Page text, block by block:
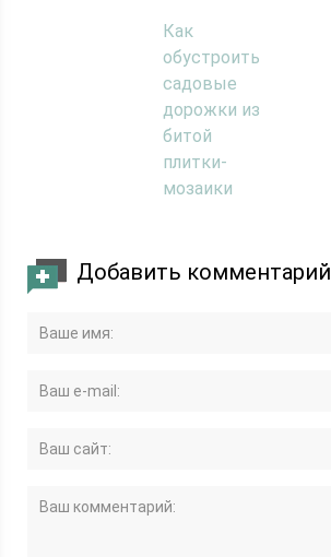
Как
обустроить
садовые
дорожки из
битой
плитки-
мозаики
Добавить комментарий